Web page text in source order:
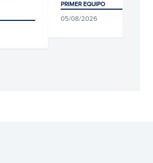
PRIMER EQUIPO
05/08/2026